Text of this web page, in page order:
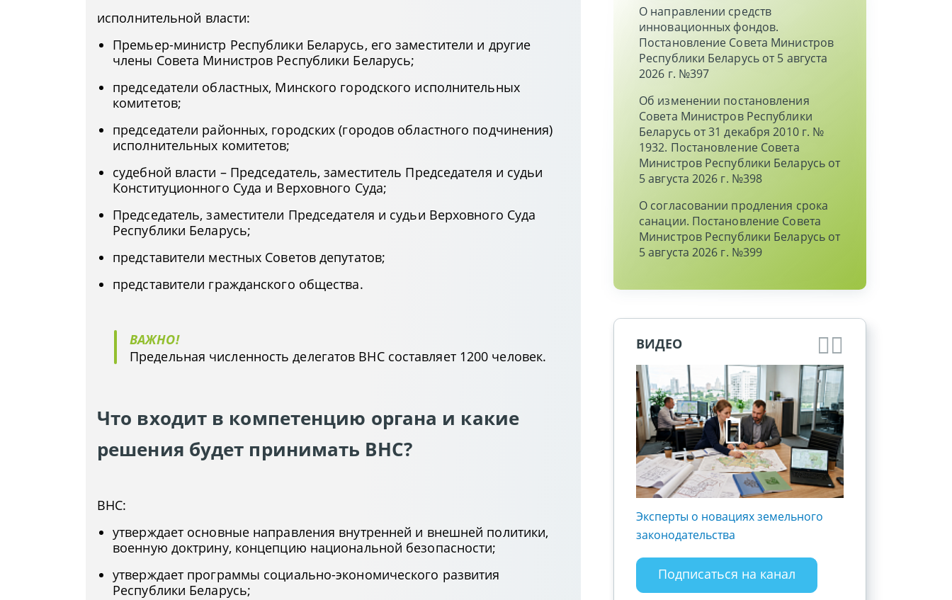
исполнительной власти:
Премьер-министр Республики Беларусь, его заместители и другие
члены Совета Министров Республики Беларусь;
председатели областных, Минского городского исполнительных
комитетов;
председатели районных, городских (городов областного подчинения)
исполнительных комитетов;
судебной власти – Председатель, заместитель Председателя и судьи
Конституционного Суда и Верховного Суда;
Председатель, заместители Председателя и судьи Верховного Суда
Республики Беларусь;
представители местных Советов депутатов;
представители гражданского общества.
ВАЖНО!
Предельная численность делегатов ВНС составляет 1200 человек.
Что входит в компетенцию органа и какие
решения будет принимать ВНС?
ВНС:
утверждает основные направления внутренней и внешней политики,
военную доктрину, концепцию национальной безопасности;
утверждает программы социально-экономического развития
Республики Беларусь;
О направлении средств
инновационных фондов.
Постановление Совета Министров
Республики Беларусь от 5 августа
2026 г. №397
Об изменении постановления
Совета Министров Республики
Беларусь от 31 декабря 2010 г. №
1932. Постановление Совета
Министров Республики Беларусь от
5 августа 2026 г. №398
О согласовании продления срока
санации. Постановление Совета
Министров Республики Беларусь от
5 августа 2026 г. №399
ВИДЕО
постановлений в кассационном
порядке в Апелляционном
экономическом суде
Эксперты о новациях земельного
законодательства
Подписаться на канал